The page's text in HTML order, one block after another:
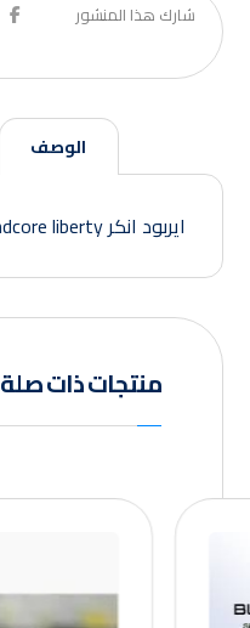
الوصف
ايربود انكر soundcore liberty ٤nc
منتجات ذات صلة